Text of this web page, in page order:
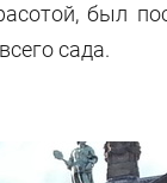
был
сада.